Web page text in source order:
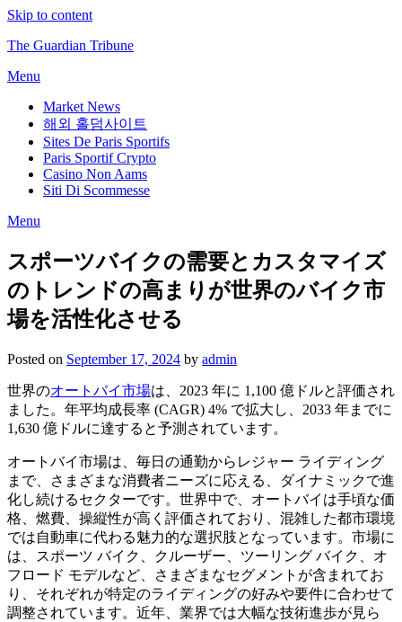
Skip to content
The Guardian Tribune
Menu
Market News
해외 홀덤사이트
Sites De Paris Sportifs
Paris Sportif Crypto
Casino Non Aams
Siti Di Scommesse
Menu
スポーツバイクの需要とカスタマイズ
のトレンドの高まりが世界のバイク市
場を活性化させる
Posted on September 17, 2024 by admin
世界のオートバイ市場は、2023 年に 1,100 億ドルと評価され
ました。年平均成長率 (CAGR) 4% で拡大し、2033 年までに
1,630 億ドルに達すると予測されています。
オートバイ市場は、毎日の通勤からレジャー ライディング
まで、さまざまな消費者ニーズに応える、ダイナミックで進
化し続けるセクターです。世界中で、オートバイは手頃な価
格、燃費、操縦性が高く評価されており、混雑した都市環境
では自動車に代わる魅力的な選択肢となっています。市場に
は、スポーツ バイク、クルーザー、ツーリング バイク、オ
フロード モデルなど、さまざまなセグメントが含まれてお
り、それぞれが特定のライディングの好みや要件に合わせて
調整されています。近年、業界では大幅な技術進歩が見ら